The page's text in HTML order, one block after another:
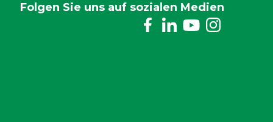
Folgen Sie uns auf sozialen Medien